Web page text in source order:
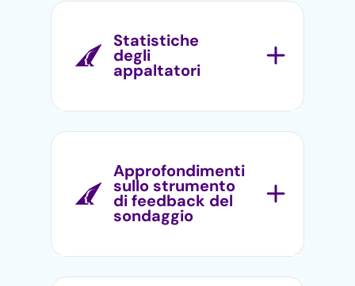
Statistiche
degli
appaltatori
tua forza lavoro, offrendo
approfondimenti su
prestazioni, produttività e aree
di miglioramento.
Approfondimenti
sullo strumento
di feedback del
sondaggio